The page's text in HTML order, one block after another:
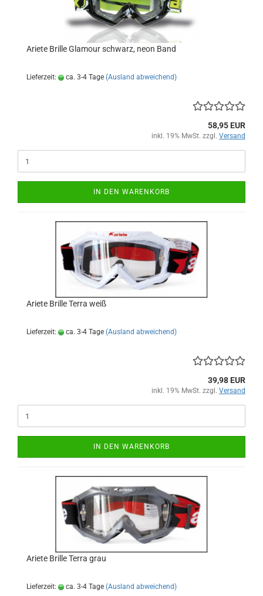
Ariete Brille Glamour schwarz, neon Band
Lieferzeit: ca. 3-4 Tage (Ausland abweichend)
58,95 EUR
inkl. 19% MwSt. zzgl. Versand
IN DEN WARENKORB
Ariete Brille Terra weiß
Lieferzeit: ca. 3-4 Tage (Ausland abweichend)
39,98 EUR
inkl. 19% MwSt. zzgl. Versand
IN DEN WARENKORB
Ariete Brille Terra grau
Lieferzeit: ca. 3-4 Tage (Ausland abweichend)